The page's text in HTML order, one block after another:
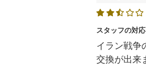
スタッフの対
イラン戦争
交換が出来